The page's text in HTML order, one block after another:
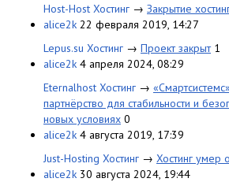
Host-Host Хостинг → Закрытие
alice2k 22 февраля 2019, 14:27
Lepus.su Хостинг → Проект закрыт 1
alice2k 4 апреля 2024, 08:29
Eternalhost Хостинг →
партнёрство для стабильности и
новых условиях 0
alice2k 4 августа 2019, 17:39
Just-Hosting Хостинг → Хостинг умер
alice2k 30 августа 2024, 19:44